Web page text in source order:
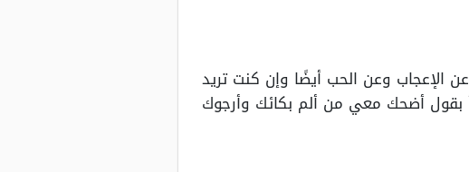
الإعجاب وعن الحب أيضًا وإن كنت تريد
بقول أضحك معي من ألم بكائك وأرجوك